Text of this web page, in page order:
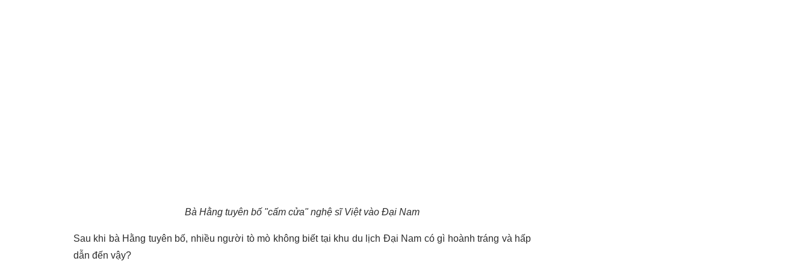
Bà Hằng tuyên bố "cấm cửa" nghệ sĩ Việt vào Đại Nam
Sau khi bà Hằng tuyên bố, nhiều người tò mò không biết tại khu du lịch Đại Nam có gì hoành tráng và hấp
dẫn đến vậy?